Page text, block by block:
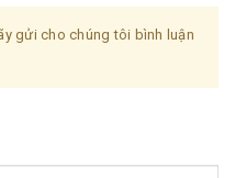
gửi cho chúng tôi bình luận